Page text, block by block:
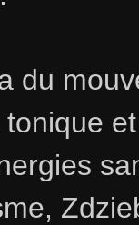
du
tonique